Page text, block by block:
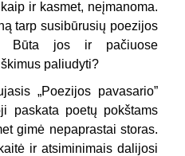
ir kasmet, neįmanoma.
tarp susibūrusių poezijos
Būta jos ir pačiuose
paliudyti?
„Poezijos pavasario”
paskata poetų pokštams
gimė nepaprastai storas.
ir atsiminimais dalijosi